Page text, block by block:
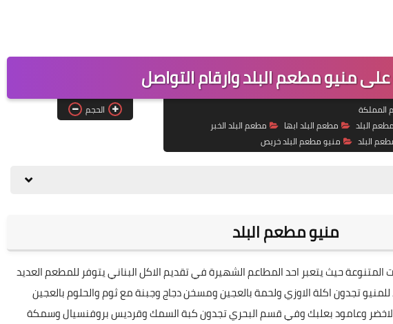
منيو مطعم البلد وارقام التواصل
المملكة
مطعم البلد مطعم البلد ابها
مطعم البلد الخبر
البلد منيو مطعم البلد خريص
الحجم
منيو مطعم البلد
المتنوعة حيث يتعبر احد المطاعم الشهيرة في تقديم الاكل البناني يتوفر للمطعم العديد
تجدون اكلة الاوزي ولحمة بالعجين ومسخن دجاج وجبنة مع ثوم والحلوم بالعجين
الاخضر وعامود بعلبك وفي قسم البحري تجدون كبة السمك وقرديس بروفنسيال وسمكة